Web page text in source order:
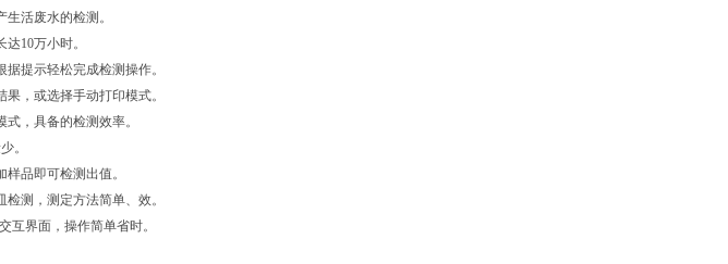
活废水的检测。
10万小时。
提示轻松完成检测操作。
，或选择手动打印模式。
，具备的检测效率。
。
品即可检测出值。
测，测定方法简单、效。
互界面，操作简单省时。